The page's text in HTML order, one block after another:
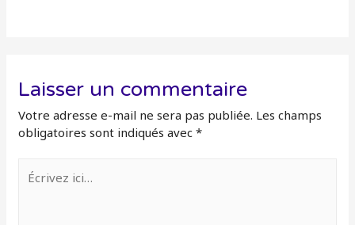
Laisser un commentaire
Votre adresse e-mail ne sera pas publiée. Les champs
obligatoires sont indiqués avec*
ici…